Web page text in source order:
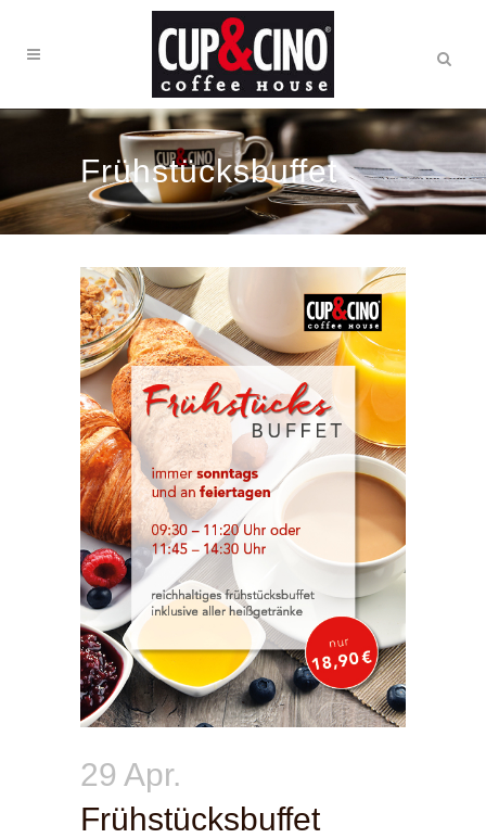
Frühstücksbuffet
29 Apr.
Frühstücksbuffet